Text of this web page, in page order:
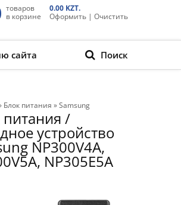
товаров
в корзине
0.00 KZT.
Оформить | Очистить
сайта Поиск
Блок питания »Samsung
питания /
устройство
NP300V4A,
NP305E5A